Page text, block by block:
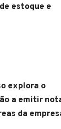
estoque e
explora o
a emitir
da